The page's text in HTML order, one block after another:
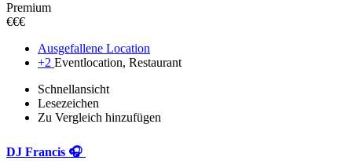
Premium
€€€
Ausgefallene Location
+2 Eventlocation, Restaurant
Schnellansicht
Lesezeichen
Zu Vergleich hinzufügen
DJ Francis 🎧